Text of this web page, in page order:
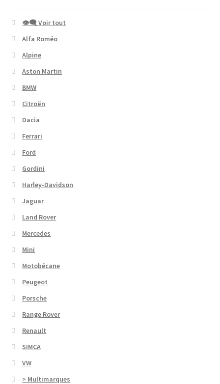
👁‍🗨 Voir tout
Alfa Roméo
Alpine
Aston Martin
BMW
Citroën
Dacia
Ferrari
Ford
Gordini
Harley-Davidson
Jaguar
Land Rover
Mercedes
Mini
Motobécane
Peugeot
Porsche
Range Rover
Renault
SIMCA
VW
> Multimarques